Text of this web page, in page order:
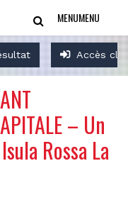
Accès
MENUMENU
– Un
Rossa La